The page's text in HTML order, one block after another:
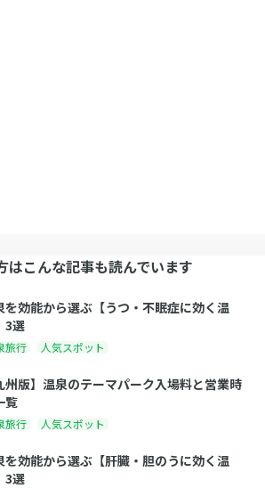
はこんな記事も読んでいます
を効能から選ぶ【うつ・不眠症に効く温
3選
旅行 人気スポット
州版】温泉のテーマパーク入場料と営業時
覧
旅行 人気スポット
を効能から選ぶ【肝臓・胆のうに効く温
3選